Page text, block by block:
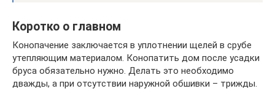
Коротко о главном
Конопачение заключается в уплотнении щелей в срубе
утепляющим материалом. Конопатить дом после усадки
бруса обязательно нужно. Делать это необходимо
дважды, а при отсутствии наружной обшивки – трижды.